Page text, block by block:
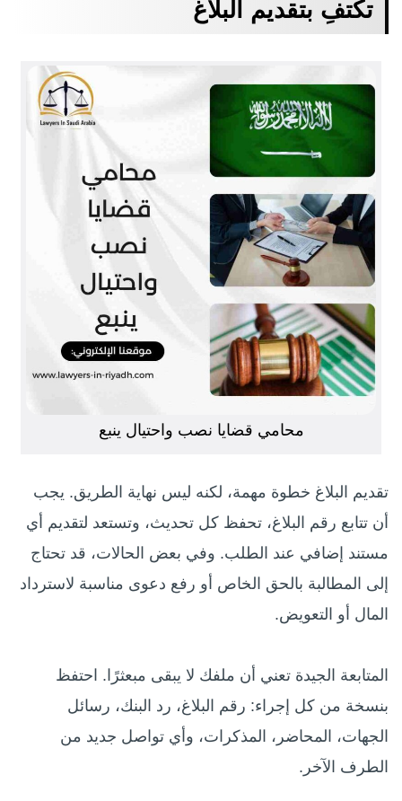
تكتفِ بتقديم البلاغ
محامي قضايا نصب واحتيال ينبع
تقديم البلاغ خطوة مهمة، لكنه ليس نهاية الطريق. يجب
أن تتابع رقم البلاغ، تحفظ كل تحديث، وتستعد لتقديم أي
مستند إضافي عند الطلب. وفي بعض الحالات، قد تحتاج
إلى المطالبة بالحق الخاص أو رفع دعوى مناسبة لاسترداد
المال أو التعويض.
المتابعة الجيدة تعني أن ملفك لا يبقى مبعثرًا. احتفظ
بنسخة من كل إجراء: رقم البلاغ، رد البنك، رسائل
الجهات، المحاضر، المذكرات، وأي تواصل جديد من
الطرف الآخر.